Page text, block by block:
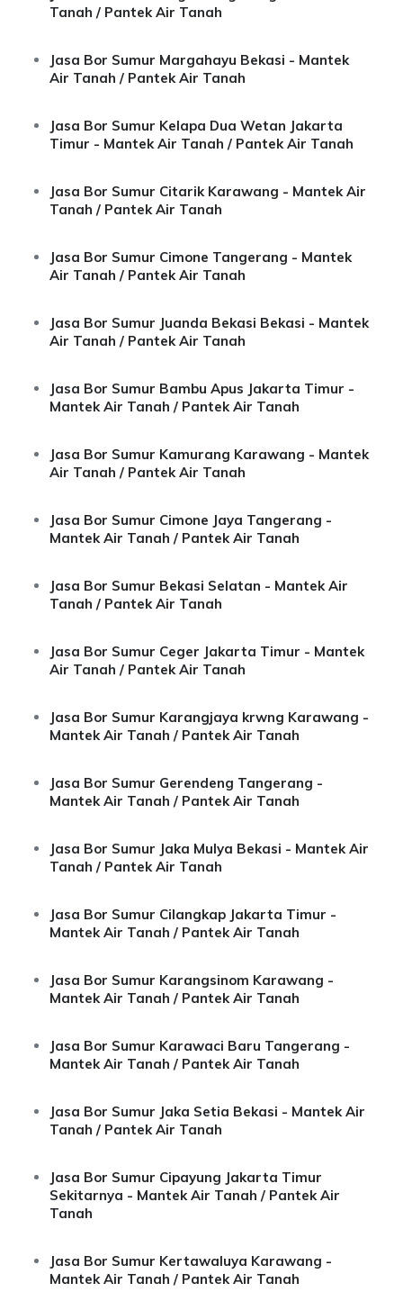
Tanah / Pantek Air Tanah
Jasa Bor Sumur Margahayu Bekasi - Mantek
Air Tanah / Pantek Air Tanah
Jasa Bor Sumur Kelapa Dua Wetan Jakarta
Timur - Mantek Air Tanah / Pantek Air Tanah
Jasa Bor Sumur Citarik Karawang - Mantek Air
Tanah / Pantek Air Tanah
Jasa Bor Sumur Cimone Tangerang - Mantek
Air Tanah / Pantek Air Tanah
Jasa Bor Sumur Juanda Bekasi Bekasi - Mantek
Air Tanah / Pantek Air Tanah
Jasa Bor Sumur Bambu Apus Jakarta Timur -
Mantek Air Tanah / Pantek Air Tanah
Jasa Bor Sumur Kamurang Karawang - Mantek
Air Tanah / Pantek Air Tanah
Jasa Bor Sumur Cimone Jaya Tangerang -
Mantek Air Tanah / Pantek Air Tanah
Jasa Bor Sumur Bekasi Selatan - Mantek Air
Tanah / Pantek Air Tanah
Jasa Bor Sumur Ceger Jakarta Timur - Mantek
Air Tanah / Pantek Air Tanah
Jasa Bor Sumur Karangjaya krwng Karawang -
Mantek Air Tanah / Pantek Air Tanah
Jasa Bor Sumur Gerendeng Tangerang -
Mantek Air Tanah / Pantek Air Tanah
Jasa Bor Sumur Jaka Mulya Bekasi - Mantek Air
Tanah / Pantek Air Tanah
Jasa Bor Sumur Cilangkap Jakarta Timur -
Mantek Air Tanah / Pantek Air Tanah
Jasa Bor Sumur Karangsinom Karawang -
Mantek Air Tanah / Pantek Air Tanah
Jasa Bor Sumur Karawaci Baru Tangerang -
Mantek Air Tanah / Pantek Air Tanah
Jasa Bor Sumur Jaka Setia Bekasi - Mantek Air
Tanah / Pantek Air Tanah
Jasa Bor Sumur Cipayung Jakarta Timur
Sekitarnya - Mantek Air Tanah / Pantek Air
Tanah
Jasa Bor Sumur Kertawaluya Karawang -
Mantek Air Tanah / Pantek Air Tanah